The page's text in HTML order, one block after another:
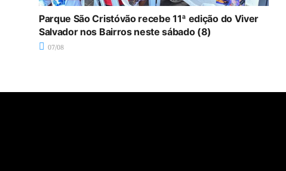
Parque São Cristóvão recebe 11ª edição do Viver
Salvador nos Bairros neste sábado (8)
07/08